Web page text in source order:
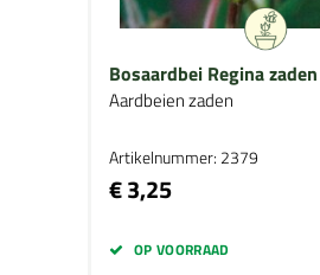
Bosaardbei Regina zaden
Aardbeien zaden
Artikelnummer: 2379
€ 3,25
OP VOORRAAD